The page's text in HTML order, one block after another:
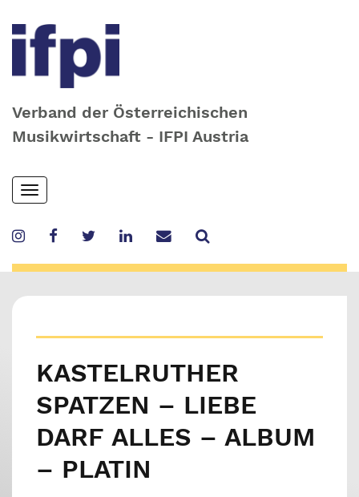
Verband der Österreichischen
Musikwirtschaft - IFPI Austria
Skip
to
content
Toggle
navigation
KASTELRUTHER
SPATZEN – LIEBE
DARF ALLES – ALBUM
– PLATIN